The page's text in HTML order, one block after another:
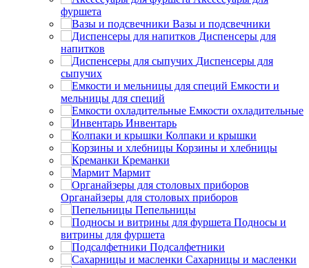
фуршета
Вазы и подсвечники
Диспенсеры для
напитков
Диспенсеры для
сыпучих
Емкости и
мельницы для специй
Емкости охладительные
Инвентарь
Колпаки и крышки
Корзины и хлебницы
Креманки
Мармит
Органайзеры для столовых приборов
Пепельницы
Подносы и
витрины для фуршета
Подсалфетники
Сахарницы и масленки